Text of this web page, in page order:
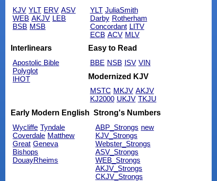
KJV YLT ERV ASV
WEB AKJV LEB
BSB MSB
YLT JuliaSmith
Darby Rotherham
Concordant LITV
ECB ACV MLV
Interlinears
Apostolic Bible
Polyglot
IHOT
Easy to Read
BBE NSB ISV VIN
Modernized KJV
MSTC MKJV AKJV
KJ2000 UKJV TKJU
Early Modern English
Wycliffe Tyndale
Coverdale Matthew
Great Geneva
Bishops
DouayRheims
Strong's Numbers
ABP_Strongs new
KJV_Strongs
Webster_Strongs
ASV_Strongs
WEB_Strongs
AKJV_Strongs
CKJV_Strongs